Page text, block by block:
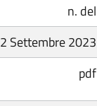
n. del
Settembre 2023
pdf